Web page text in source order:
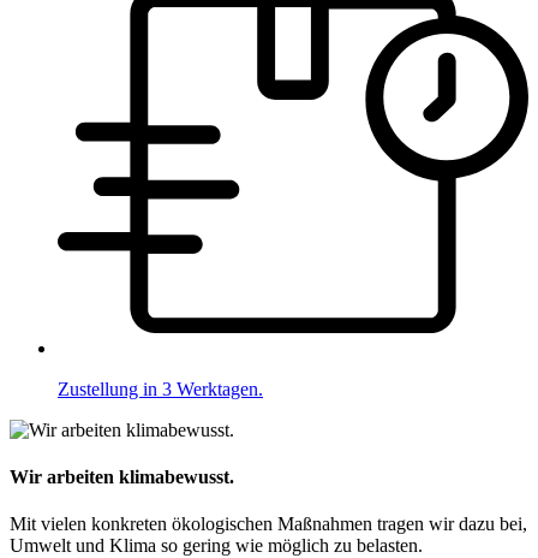
Zustellung in 3 Werktagen.
Wir arbeiten klimabewusst.
Mit vielen konkreten ökologischen Maßnahmen tragen wir dazu bei,
Umwelt und Klima so gering wie möglich zu belasten.